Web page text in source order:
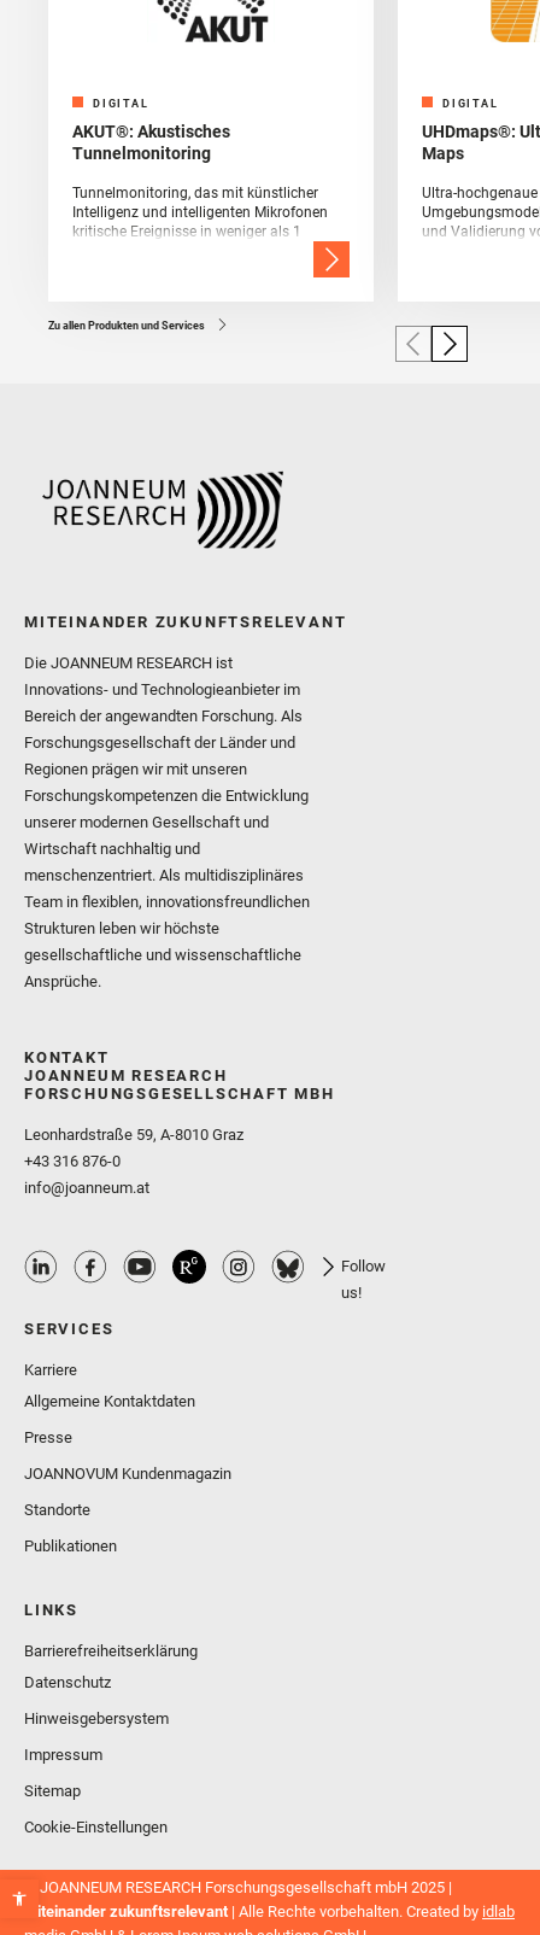
DIGITAL
AKUT®: Akustisches
Tunnelmonitoring
Tunnelmonitoring, das mit künstlicher
Intelligenz und intelligenten Mikrofonen
kritische Ereignisse in weniger als 1
DIGITAL
UHDmaps®:
Maps
Ultra-
und Validierung
Zu allen Produkten und Services
MITEINANDER ZUKUNFTSRELEVANT
Die JOANNEUM RESEARCH ist
Innovations- und Technologieanbieter im
Bereich der angewandten Forschung. Als
Forschungsgesellschaft der Länder und
Regionen prägen wir mit unseren
Forschungskompetenzen die Entwicklung
unserer modernen Gesellschaft und
Wirtschaft nachhaltig und
menschenzentriert. Als multidisziplinäres
Team in flexiblen, innovationsfreundlichen
Strukturen leben wir höchste
gesellschaftliche und wissenschaftliche
Ansprüche.
KONTAKT
JOANNEUM RESEARCH
FORSCHUNGSGESELLSCHAFT MBH
Leonhardstraße 59, A-8010 Graz
+43 316 876-0
info@joanneum.at
Follow
us!
SERVICES
Karriere
Allgemeine Kontaktdaten
Presse
JOANNOVUM Kundenmagazin
Standorte
Publikationen
LINKS
Barrierefreiheitserklärung
Datenschutz
Hinweisgebersystem
Impressum
Sitemap
Cookie-Einstellungen
© JOANNEUM RESEARCH Forschungsgesellschaft mbH 2025 |
Miteinander zukunftsrelevant| Alle Rechte vorbehalten. Created by idlab